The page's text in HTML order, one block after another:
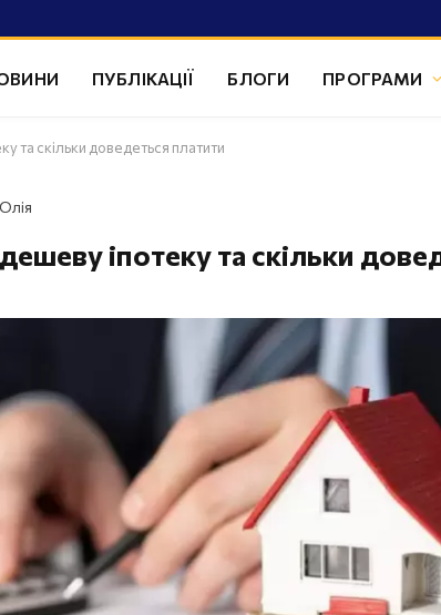
ПУБЛІКАЦІЇ БЛОГИ ПРОГРАМИ
та скільки доведеться платити
іпотеку та скільки